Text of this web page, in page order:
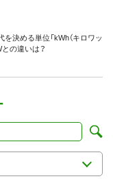
決める単位「kWh（キロワッ
との違いは？